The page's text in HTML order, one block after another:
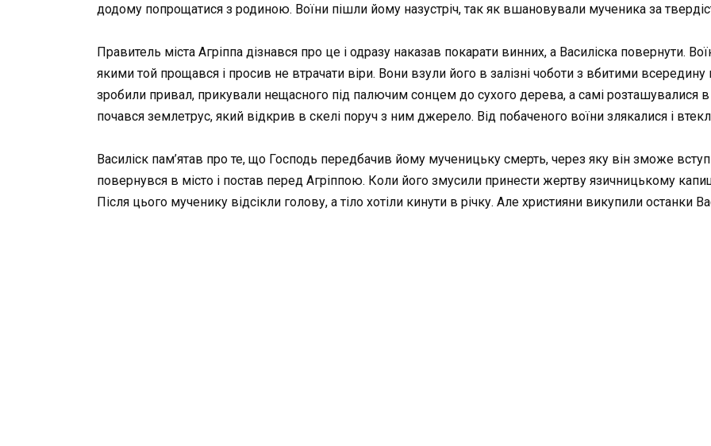
додому попрощатися з родиною. Воїни пішли йому назустріч, так як вшановували мученика за
Правитель міста Агріппа дізнався про це і одразу наказав покарати винних, а Василіска повернути.
якими той прощався і просив не втрачати віри. Вони взули його в залізні чоботи з вбитими
зробили привал, прикували нещасного під палючим сонцем до сухого дерева, а самі розташувалися в
почався землетрус, який відкрив в скелі поруч з ним джерело. Від побаченого воїни злякалися і
Василіск пам’ятав про те, що Господь передбачив йому мученицьку смерть, через яку він зможе
повернувся в місто і постав перед Агріппою. Коли його змусили принести жертву язичницькому
Після цього мученику відсікли голову, а тіло хотіли кинути в річку. Але християни викупили останки